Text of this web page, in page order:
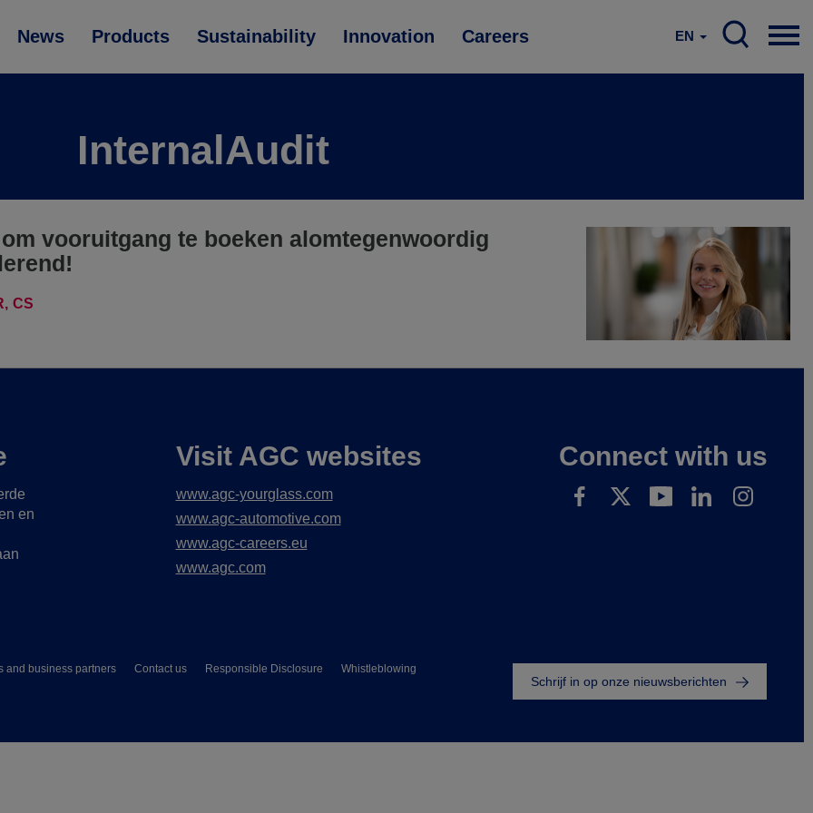
News Products Sustainability Innovation Careers EN
InternalAudit
vooruitgang te boeken alomtegenwoordig
CS
en
Visit AGC websites
www.agc-yourglass.com
www.agc-automotive.com
www.agc-careers.eu
www.agc.com
Connect with us
Footer
and business partners Contact us Responsible Disclosure
Whistleblowing
Schrijf in op onze nieuwsberichten